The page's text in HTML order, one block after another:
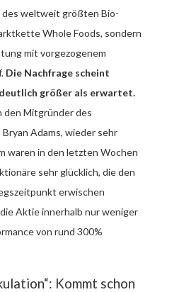
weltweit größten Bio-
Whole Foods, sondern
mit vorgezogenem
Die Nachfrage scheint
größer als erwartet.
den Mitgründer des
Adams, wieder sehr
waren in den letzten Wochen
sehr glücklich, die den
erwischen
Aktie innerhalb nur weniger
von rund 300%
Kommt schon